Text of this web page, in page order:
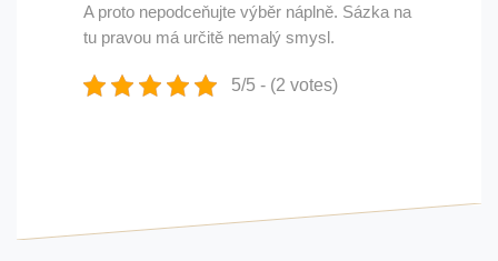
A proto nepodceňujte výběr náplně. Sázka na
tu pravou má určitě nemalý smysl.
5/5 - (2 votes)